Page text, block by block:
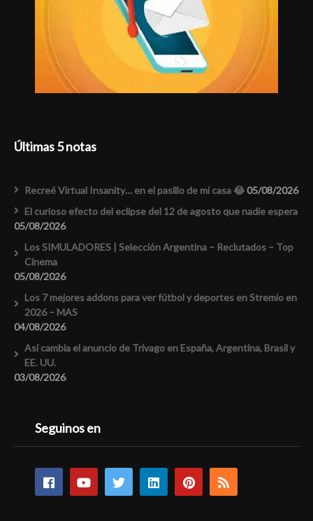
Últimas 5 notas
Recreé Virtual Insanity… en el pasillo de mi casa 😂05/08/2026
El curioso efecto del eclipse del 12 de agosto que nadie espera
05/08/2026
Los SIMULADORES | Selección Argentina – Reclutados – Top
Cinema
05/08/2026
Los 7 mejores addons para ver fútbol y deportes en Stremio en
2026 – MAS
04/08/2026
Así cambia el anuncio de Trivago en España, Argentina, Brasil y
EE. UU.
03/08/2026
Seguinos en